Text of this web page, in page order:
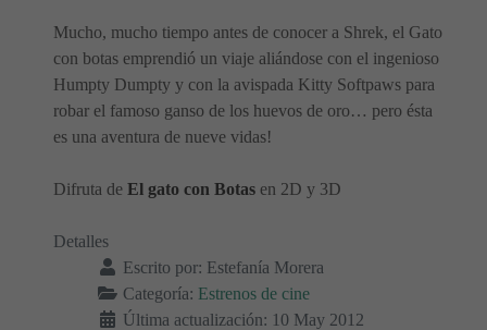
Mucho, mucho tiempo antes de conocer a Shrek, el Gato
con botas emprendió un viaje aliándose con el ingenioso
Humpty Dumpty y con la avispada Kitty Softpaws para
robar el famoso ganso de los huevos de oro… pero ésta
es una aventura de nueve vidas!
Difruta de El gato con Botas en 2D y 3D
Detalles
Escrito por: Estefanía Morera
Categoría: Estrenos de cine
Última actualización: 10 May 2012